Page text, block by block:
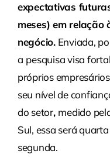
expectativas
meses) em relação
negócio.Enviada,
a pesquisa visa
próprios
seu nível de
do setor, medido
Sul, essa será
segunda.